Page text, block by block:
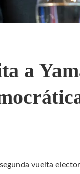
a
vuelta